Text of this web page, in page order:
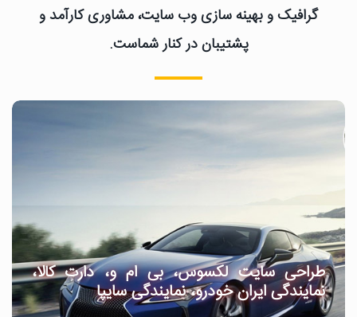
گرافیک و بهینه سازی وب سایت، مشاوری کارآمد و
پشتیبان در کنار شماست.
طراحی سایت لکسوس، بی ام و، دارت کالا،
نمایندگی ایران خودرو، نمایندگی سایپا